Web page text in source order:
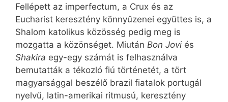
Fellépett az imperfectum, a Crux és az
Eucharist keresztény könnyűzenei együttes is, a
Shalom katolikus közösség pedig meg is
mozgatta a közönséget. Miután Bon Jovi és
Shakira egy-egy számát is felhasználva
bemutatták a tékozló fiú történetét, a tört
magyarsággal beszélő brazil fiatalok portugál
nyelvű, latin-amerikai ritmusú, keresztény